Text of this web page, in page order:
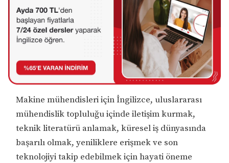
Makine mühendisleri için İngilizce, uluslararası
mühendislik topluluğu içinde iletişim kurmak,
teknik literatürü anlamak, küresel iş dünyasında
başarılı olmak, yeniliklere erişmek ve son
teknolojiyi takip edebilmek için hayati öneme